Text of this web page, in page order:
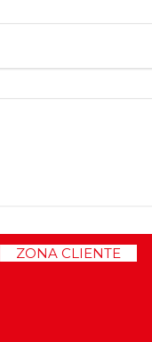
ZONA CLIENTE